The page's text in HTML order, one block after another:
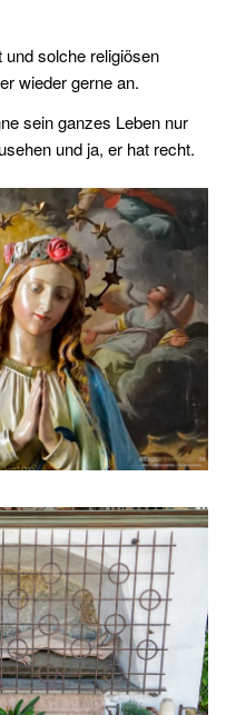
solche religiösen
wieder gerne an.
sein ganzes Leben nur
und ja, er hat recht.